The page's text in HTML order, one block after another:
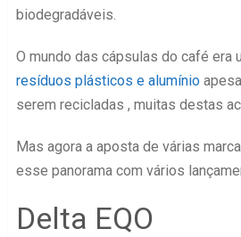
biodegradáveis.
O mundo das cápsulas do café era
resíduos plásticos e alumínio
serem recicladas , muitas destas
Mas agora a aposta de várias
esse panorama com vários
Delta EQO